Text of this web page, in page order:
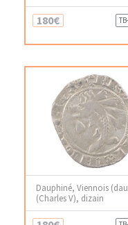
180€
Dauphiné, Viennois
(Charles V), dizain